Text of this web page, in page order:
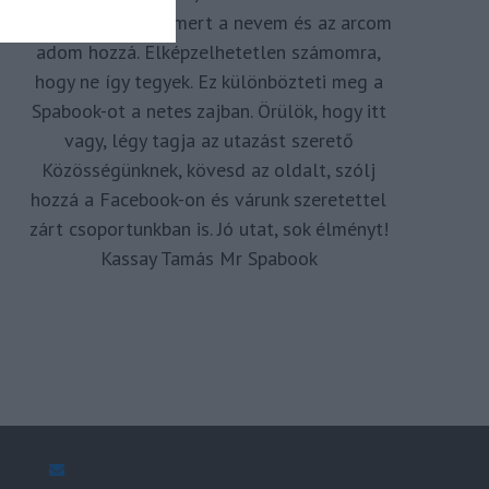
megkomponálva, mert a nevem és az arcom
adom hozzá. Elképzelhetetlen számomra,
hogy ne így tegyek. Ez különbözteti meg a
Spabook-ot a netes zajban. Örülök, hogy itt
vagy, légy tagja az utazást szerető
Közösségünknek, kövesd az oldalt, szólj
hozzá a Facebook-on és várunk szeretettel
zárt csoportunkban is. Jó utat, sok élményt!
Kassay Tamás Mr Spabook